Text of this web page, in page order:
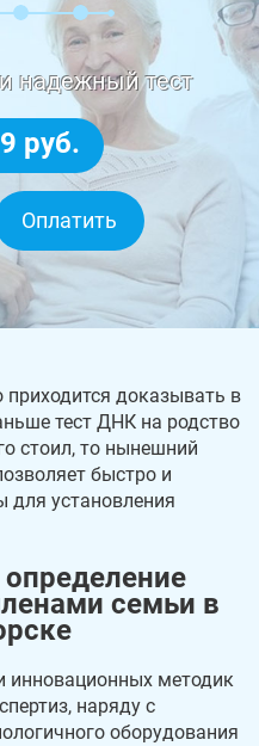
надежный тест
руб.
Оплатить
доказывать в
тест ДНК на родство
стоил, то нынешний
быстро и
для установления
семьи в
инновационных методик
наряду с
оборудования